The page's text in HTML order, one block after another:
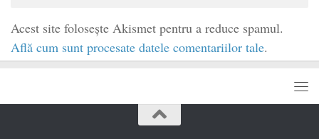
Acest site folosește Akismet pentru a reduce spamul.
Află cum sunt procesate datele comentariilor tale.